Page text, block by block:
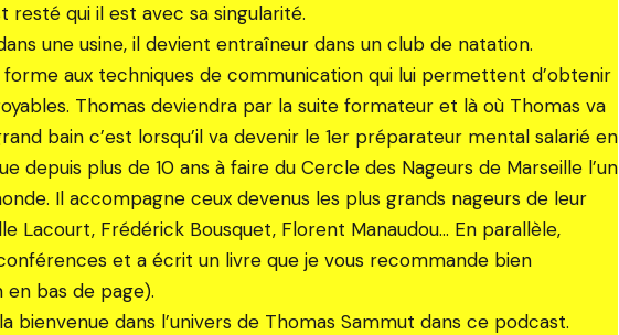
resté qui il est avec sa singularité.
une usine, il devient entraîneur dans un club de natation.
forme aux techniques de communication qui lui permettent d’obtenir
Thomas deviendra par la suite formateur et là où Thomas va
bain c’est lorsqu’il va devenir le 1er préparateur mental salarié en
depuis plus de 10 ans à faire du Cercle des Nageurs de Marseille l’un
Il accompagne ceux devenus les plus grands nageurs de leur
Lacourt, Frédérick Bousquet, Florent Manaudou… En parallèle,
et a écrit un livre que je vous recommande bien
bas de page).
bienvenue dans l’univers de Thomas Sammut dans ce podcast.